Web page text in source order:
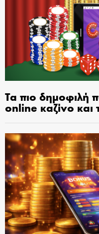
Τα πιο δημοφιλή
online καζίνο και